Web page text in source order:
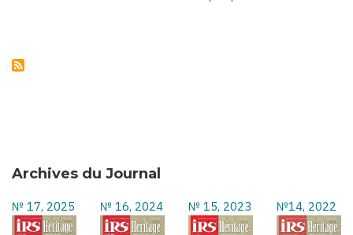
Archives du Journal
№ 17, 2025 № 16, 2024 № 15, 2023 №14, 2022